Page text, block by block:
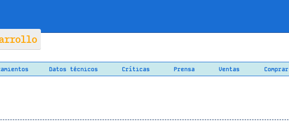
Datos técnicos Críticas Prensa Ventas Comprar